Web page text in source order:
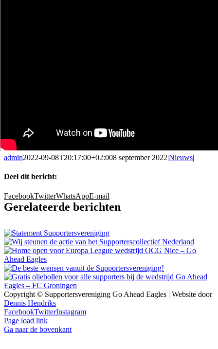
admin2022-09-08T20:17:00+02:008 september 2022|Nieuws|
Deel dit bericht:
FacebookTwitterWhatsAppE-mail
Gerelateerde berichten
Copyright © Supportersvereniging Go Ahead Eagles | Website door
Dennis Hendriks
FacebookTwitterInstagram
Page load link
Ga naar de bovenkant